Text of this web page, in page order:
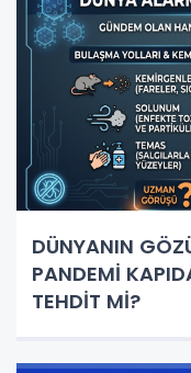
DÜNYANIN
PANDEMİ
TEHDİT Mİ?